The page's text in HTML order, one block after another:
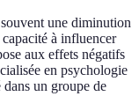
une diminution
à influencer
aux effets négatifs
en psychologie
un groupe de